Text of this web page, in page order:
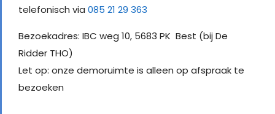
telefonisch via 085 21 29 363
Bezoekadres: IBC weg 10, 5683 PK Best (bij De
Ridder THO)
Let op: onze demoruimte is alleen op afspraak te
bezoeken